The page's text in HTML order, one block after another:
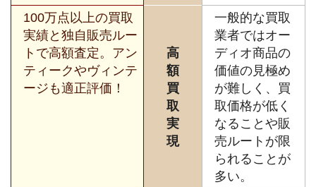
100万点以上の買取
実績と独自販売ルー
トで高額査定。アン
ティークやヴィンテ
ージも適正評価！
高
額
買
取
実
現
一般的な買取
業者ではオー
ディオ商品の
価値の見極め
が難しく、買
取価格が低く
なることや販
売ルートが限
られることが
多い。